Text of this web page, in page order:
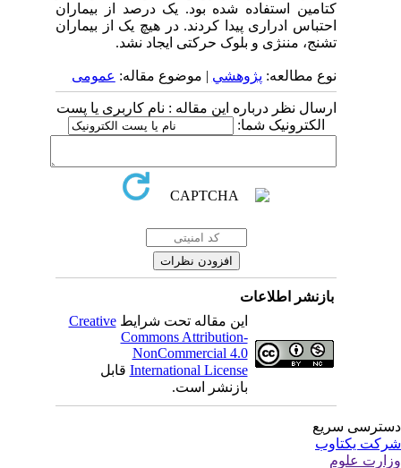
کتامین استفاده شده بود. یک درصد از بیماران
احتباس ادراری پیدا کردند. در هیچ یک از بیماران
تشنج، مننژی و بلوک حرکتی ایجاد نشد.
نوع مطالعه:پژوهشي| موضوع مقاله:عمومى
ارسال نظر درباره این مقاله : نام کاربری یا پست
الکترونیک شما:
بازنشر اطلاعات
این مقاله تحت شرایطCreative
Commons Attribution-
NonCommercial 4.0
International Licenseقابل
بازنشر است.
سریع
یکتاوب
علوم